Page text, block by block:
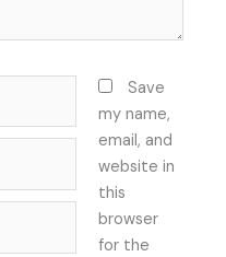
Save
my name,
email, and
website in
this
browser
for the